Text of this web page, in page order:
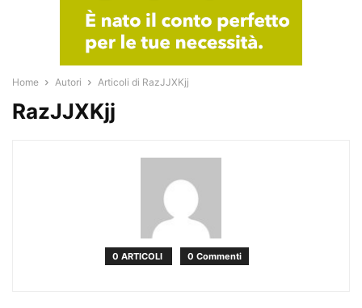
Home Autori Articoli di RazJJXKjj
RazJJXKjj
0 ARTICOLI 0 Commenti